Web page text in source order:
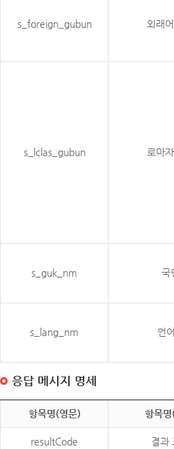
s_foreign_gubun 외래
s_lclas_gubun 로마
s_guk_nm 국
s_lang_nm 언
응답 메시지 명세
항목명(영문) 항목
resultCode 결과